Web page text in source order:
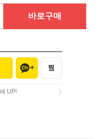
바로구매
UP!